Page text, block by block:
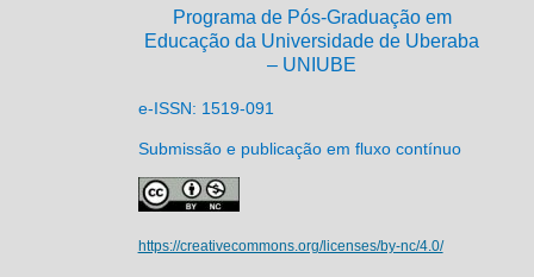
Programa de Pós-Graduação em
Educação da Universidade de Uberaba
– UNIUBE
e-ISSN: 1519-091
Submissão e publicação em fluxo contínuo
https://creativecommons.org/licenses/by-nc/4.0/